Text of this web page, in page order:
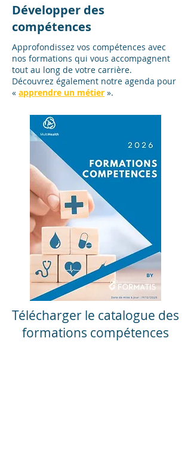
Développer des
compétences
Approfondissez vos compétences avec
nos formations qui vous accompagnent
tout au long de votre carrière.
Découvrez également notre agenda pour
« apprendre un métier ».
Télécharger le catalogue des
formations compétences